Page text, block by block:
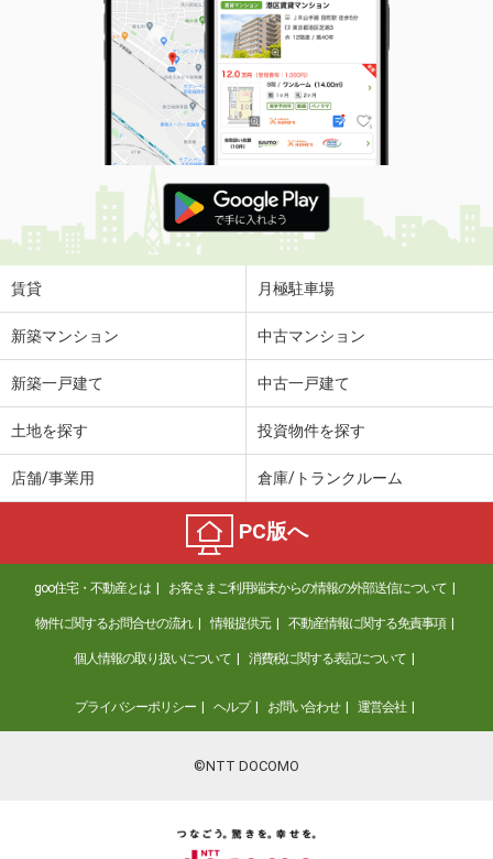
賃貸 月極駐車場
新築マンション 中古マンション
新築一戸建て 中古一戸建て
土地を探す 投資物件を探す
店舗/事業用 倉庫/トランクルーム
PC版へ
goo住宅・不動産とは お客さまご利用端末からの情報の外部送信について
物件に関するお問合せの流れ 情報提供元 不動産情報に関する免責事項
個人情報の取り扱いについて 消費税に関する表記について
プライバシーポリシー ヘルプ お問い合わせ 運営会社
©NTT DOCOMO